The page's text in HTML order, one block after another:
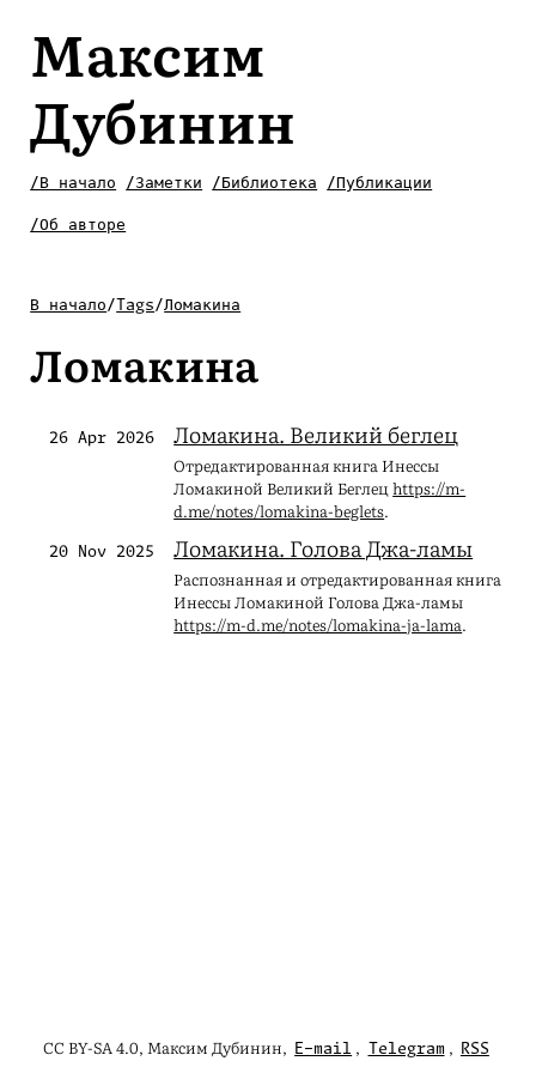
Максим
Дубинин
/В начало /Заметки /Библиотека /Публикации
/Об авторе
В начало/ Tags/Ломакина
Ломакина
26 Apr 2026 Ломакина. Великий беглец
Отредактированная книга Инессы
Ломакиной Великий Беглецhttps://m-
d.me/notes/lomakina-beglets.
20 Nov 2025 Ломакина. Голова Джа-ламы
Распознанная и отредактированная книга
Инессы Ломакиной Голова Джа-ламы
https://m-d.me/notes/lomakina-ja-lama.
CC BY-SA 4.0, Максим Дубинин, E-mail , Telegram , RSS